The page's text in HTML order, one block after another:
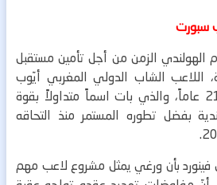
سبورت
الهولندي الزمن من أجل تأمين مستقبل
اللاعب الشاب الدولي المغربي أيّوب
ورغي، قائد فريق تحت 21 عاماً، والذي بات اسماً متداولاً بقوة
بفضل تطوره المستمر منذ التحاقه
فينورد بأن ورغي يمثل مشروع لاعب مهم